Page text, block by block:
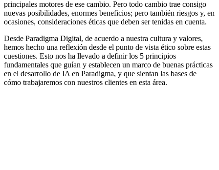
principales motores de ese cambio. Pero todo cambio trae consigo
nuevas posibilidades, enormes beneficios; pero también riesgos y, en
ocasiones, consideraciones éticas que deben ser tenidas en cuenta.
Desde Paradigma Digital, de acuerdo a nuestra cultura y valores,
hemos hecho una reflexión desde el punto de vista ético sobre estas
cuestiones. Esto nos ha llevado a definir los 5 principios
fundamentales que guían y establecen un marco de buenas prácticas
en el desarrollo de IA en Paradigma, y que sientan las bases de
cómo trabajaremos con nuestros clientes en esta área.